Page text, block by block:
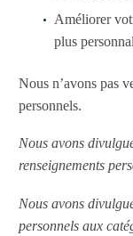
Améliorer
plus
Nous n’avons pas
personnels.
Nous avons
renseignements
Nous avons
personnels aux